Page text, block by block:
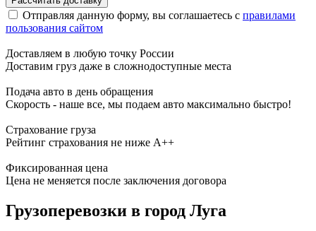
Отправляя данную форму, вы соглашаетесь с правилами
пользования сайтом
Доставляем в любую точку России
Доставим груз даже в сложнодоступные места
Подача авто в день обращения
Скорость - наше все, мы подаем авто максимально быстро!
Страхование груза
Рейтинг страхования не ниже А++
Фиксированная цена
Цена не меняется после заключения договора
Грузоперевозки в город Луга